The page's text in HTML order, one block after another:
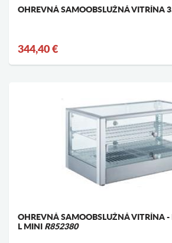
OHREVNÁ SAMOOBSLUŽNÁ VITRÍNA
344,40 €
OHREVNÁ SAMOOBSLUŽNÁ VITRÍNA -
L MINI R852380